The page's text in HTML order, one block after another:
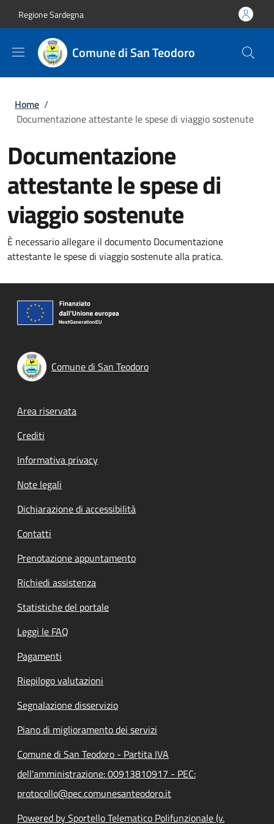
Regione Sardegna
Comune di San Teodoro
Briciole di pane
Home /
Documentazione attestante le spese di viaggio sostenute
Documentazione
attestante le spese di
viaggio sostenute
È necessario allegare il documento Documentazione
attestante le spese di viaggio sostenute alla pratica.
Comune di San Teodoro
Footer menu
Area riservata
Crediti
Informativa privacy
Note legali
Dichiarazione di accessibilità
Contatti
Prenotazione appuntamento
Richiedi assistenza
Statistiche del portale
Leggi le FAQ
Pagamenti
Riepilogo valutazioni
Segnalazione disservizio
Piano di miglioramento dei servizi
Comune di San Teodoro - Partita IVA
dell'amministrazione: 00913810917 - PEC:
protocollo@pec.comunesanteodoro.it
Powered by Sportello Telematico Polifunzionale (v.